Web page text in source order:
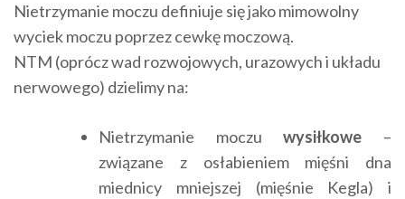
Nietrzymanie moczu definiuje się jako mimowolny
wyciek moczu poprzez cewkę moczową.
NTM (oprócz wad rozwojowych, urazowych i układu
nerwowego) dzielimy na:
Nietrzymanie moczuwysiłkowe –
związane z osłabieniem mięśni dna
miednicy mniejszej (mięśnie Kegla) i